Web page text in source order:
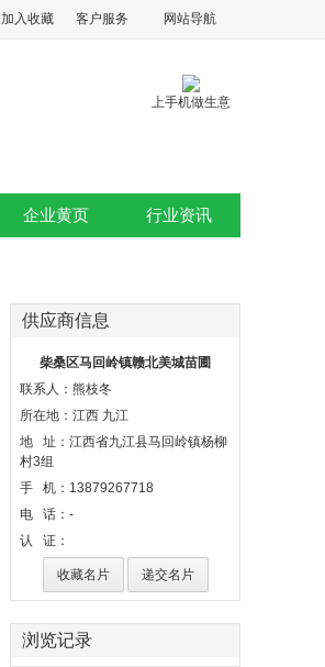
加入收藏 客户服务 网站导航
上手机做生意
企业黄页 行业资讯
供应商信息
柴桑区马回岭镇赣北美城苗圃
联系人：熊枝冬
所在地：江西 九江
地 址：江西省九江县马回岭镇杨柳
村3组
手 机：13879267718
电 话：-
认 证：
收藏名片 递交名片
浏览记录